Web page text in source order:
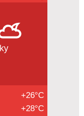
+26°C
+28°C